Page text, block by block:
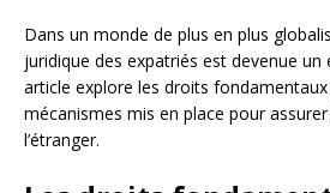
Dans un monde de plus en plus
juridique des expatriés est devenue un
article explore les droits
mécanismes mis en place pour
l’étranger.